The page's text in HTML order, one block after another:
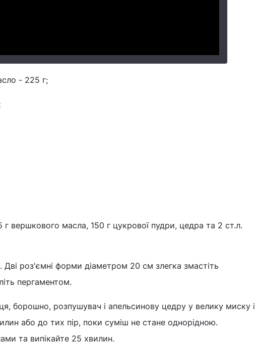
- 225 г;
вершкового масла, 150 г цукрової пудри, цедра та 2 ст.л.
Дві роз'ємні форми діаметром 20 см злегка змастіть
пергаментом.
борошно, розпушувач і апельсинову цедру у велику миску і
або до тих пір, поки суміш не стане однорідною.
та випікайте 25 хвилин.